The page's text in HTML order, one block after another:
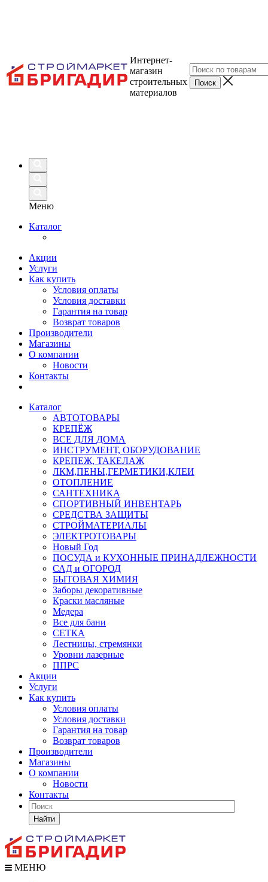
Интернет-
магазин
строительных
материалов
Меню
Каталог
Акции
Услуги
Как купить
Условия оплаты
Условия доставки
Гарантия на товар
Возврат товаров
Производители
Магазины
О компании
Новости
Контакты
Каталог
АВТОТОВАРЫ
КРЕПЁЖ
ВСЕ ДЛЯ ДОМА
ИНСТРУМЕНТ, ОБОРУДОВАНИЕ
КРЕПЕЖ, ТАКЕЛАЖ
ЛКМ,ПЕНЫ,ГЕРМЕТИКИ,КЛЕИ
ОТОПЛЕНИЕ
САНТЕХНИКА
СПОРТИВНЫЙ ИНВЕНТАРЬ
СРЕДСТВА ЗАЩИТЫ
СТРОЙМАТЕРИАЛЫ
ЭЛЕКТРОТОВАРЫ
Новый Год
ПОСУДА и КУХОННЫЕ ПРИНАДЛЕЖНОСТИ
САД и ОГОРОД
БЫТОВАЯ ХИМИЯ
Заборы декоративные
Краски масляные
Медера
Все для бани
СЕТКА
Лестницы, стремянки
Уровни лазерные
ППРС
Акции
Услуги
Как купить
Условия оплаты
Условия доставки
Гарантия на товар
Возврат товаров
Производители
Магазины
О компании
Новости
Контакты
Найти
МЕНЮ